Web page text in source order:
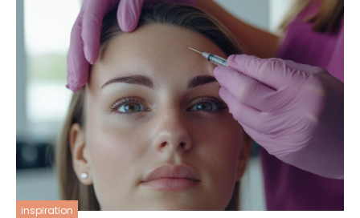
inspiration